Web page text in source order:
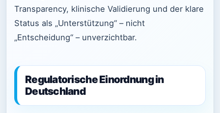
Transparency, klinische Validierung und der klare
Status als „Unterstützung“ – nicht
„Entscheidung“ – unverzichtbar.
Regulatorische Einordnung in
Deutschland